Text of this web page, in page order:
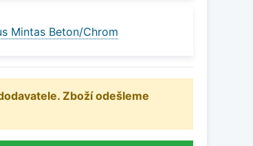
Mintas Beton/Chrom
Zboží odešleme